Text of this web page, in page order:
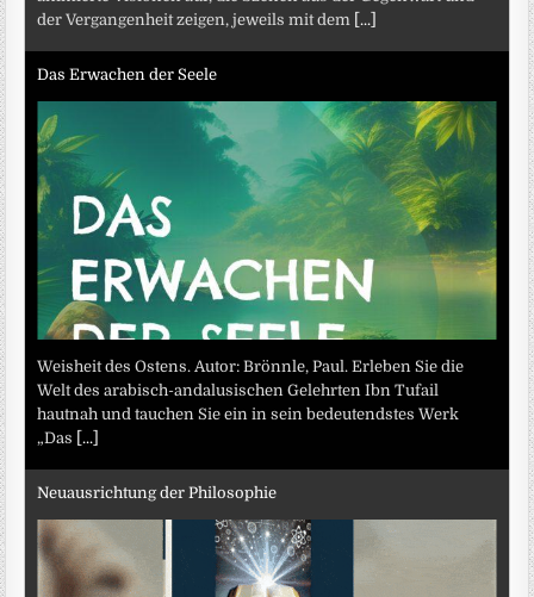
der Vergangenheit zeigen, jeweils mit dem [...]
Das Erwachen der Seele
Weisheit des Ostens. Autor: Brönnle, Paul. Erleben Sie die
Welt des arabisch-andalusischen Gelehrten Ibn Tufail
hautnah und tauchen Sie ein in sein bedeutendstes Werk
„Das [...]
Neuausrichtung der Philosophie